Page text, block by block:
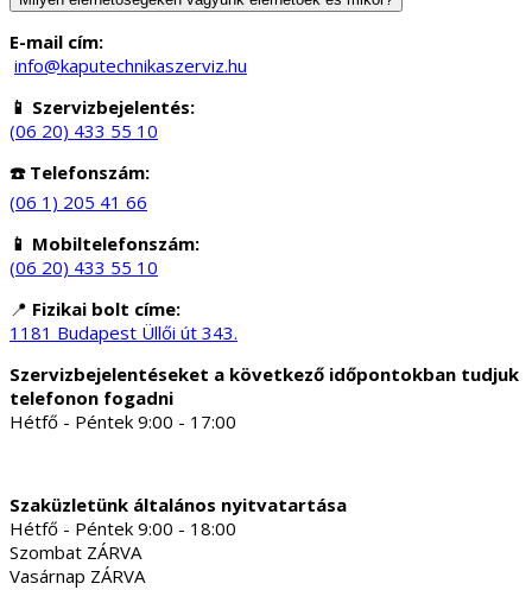
E-mail cím:
info@kaputechnikaszerviz.hu
📱 Szervizbejelentés:
(06 20) 433 55 10
☎️ Telefonszám:
(06 1) 205 41 66
📱 Mobiltelefonszám:
(06 20) 433 55 10
📍 Fizikai bolt címe:
1181 Budapest Üllői út 343.
Szervizbejelentéseket a következő időpontokban tudjuk
telefonon fogadni
Hétfő - Péntek 9:00 - 17:00
Szaküzletünk általános nyitvatartása
Hétfő - Péntek 9:00 - 18:00
Szombat ZÁRVA
Vasárnap ZÁRVA